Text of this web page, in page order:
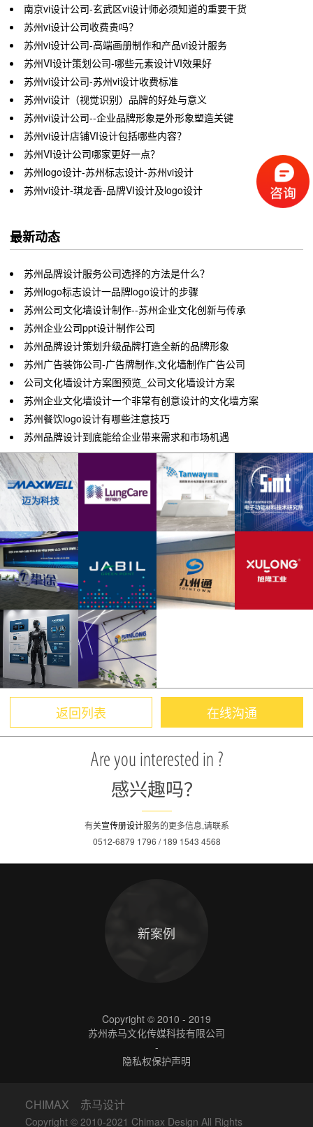
南京vi设计公司-玄武区vi设计师必须知道的重要干货
​苏州vi设计公司收费贵吗？
苏州vi设计公司-高端画册制作和产品vi设计服务
苏州VI设计策划公司-哪些元素设计VI效果好
苏州vi设计公司-苏州vi设计收费标准
苏州vi设计（视觉识别）品牌的好处与意义
苏州vi设计公司--企业品牌形象是外形象塑造关键
苏州vi设计店铺VI设计包括哪些内容？
苏州VI设计公司哪家更好一点？
苏州logo设计-苏州标志设计-苏州vi设计
苏州vi设计-琪龙香-品牌VI设计及logo设计
最新动态
苏州品牌设计服务公司选择的方法是什么？
苏州logo标志设计一品牌logo设计的步骤
苏州公司文化墙设计制作--苏州企业文化创新与传承
苏州企业公司ppt设计制作公司
苏州品牌设计策划升级品牌打造全新的品牌形象
苏州广告装饰公司-广告牌制作,文化墙制作广告公司
公司文化墙设计方案图预览_公司文化墙设计方案
苏州企业文化墙设计一个非常有创意设计的文化墙方案
苏州餐饮logo设计有哪些注意技巧
苏州品牌设计到底能给企业带来需求和市场机遇
返回列表 在线沟通
Are you interested in ?
感兴趣吗？
有关宣传册设计服务的更多信息,请联系
0512-6879 1796 / 189 1543 4568
新案例
Copyright © 2010 - 2019
苏州赤马文化传媒科技有限公司
-
隐私权保护声明
CHIMAX 赤马设计
Copyright © 2010-2021 Chimax Design All Rights